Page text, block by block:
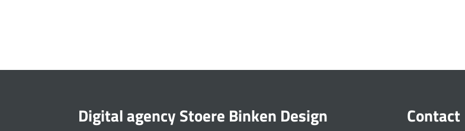
Digital agency Stoere Binken Design Contact